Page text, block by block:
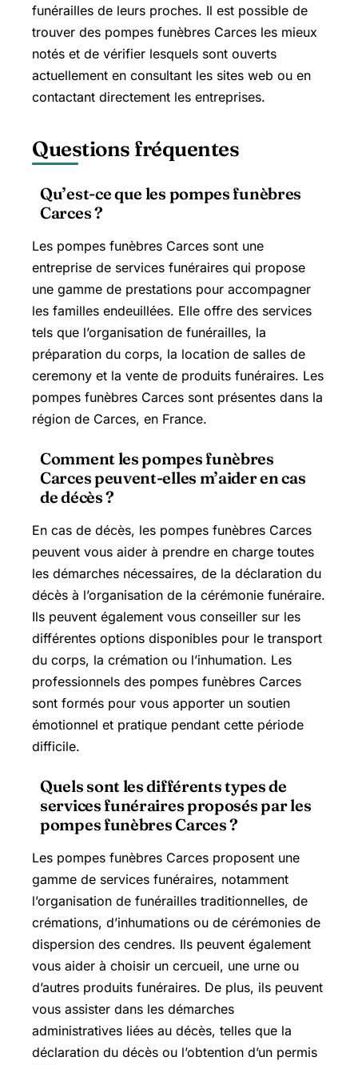
funérailles de leurs proches. Il est possible de
trouver des pompes funèbres Carces les mieux
notés et de vérifier lesquels sont ouverts
actuellement en consultant les sites web ou en
contactant directement les entreprises.
Questions fréquentes
Qu’est-ce que les pompes funèbres
Carces ?
Les pompes funèbres Carces sont une
entreprise de services funéraires qui propose
une gamme de prestations pour accompagner
les familles endeuillées. Elle offre des services
tels que l’organisation de funérailles, la
préparation du corps, la location de salles de
ceremony et la vente de produits funéraires. Les
pompes funèbres Carces sont présentes dans la
région de Carces, en France.
Comment les pompes funèbres
Carces peuvent-elles m’aider en cas
de décès ?
En cas de décès, les pompes funèbres Carces
peuvent vous aider à prendre en charge toutes
les démarches nécessaires, de la déclaration du
décès à l’organisation de la cérémonie funéraire.
Ils peuvent également vous conseiller sur les
différentes options disponibles pour le transport
du corps, la crémation ou l’inhumation. Les
professionnels des pompes funèbres Carces
sont formés pour vous apporter un soutien
émotionnel et pratique pendant cette période
difficile.
Quels sont les différents types de
services funéraires proposés par les
pompes funèbres Carces ?
Les pompes funèbres Carces proposent une
gamme de services funéraires, notamment
l’organisation de funérailles traditionnelles, de
crémations, d’inhumations ou de cérémonies de
dispersion des cendres. Ils peuvent également
vous aider à choisir un cercueil, une urne ou
d’autres produits funéraires. De plus, ils peuvent
vous assister dans les démarches
administratives liées au décès, telles que la
déclaration du décès ou l’obtention d’un permis